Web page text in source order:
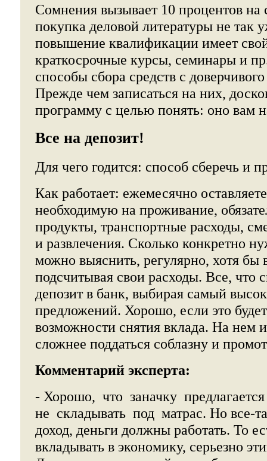
Сомнения вызывает 10 процентов на
покупка деловой литературы не так
повышение квалификации имеет
краткосрочные курсы, семинары и
способы сбора средств с
Прежде чем записаться на них,
программу с целью понять: оно вам
Все на депозит!
Для чего годится: способ сберечь и
Как работает: ежемесячно
необходимую на проживание,
продукты, транспортные расходы,
и развлечения. Сколько конкретно
можно выяснить, регулярно, хотя бы
подсчитывая свои расходы. Все, что
депозит в банк, выбирая самый
предложений. Хорошо, если это
возможности снятия вклада. На нем
сложнее поддаться соблазну и
Комментарий эксперта:
- Хорошо, что заначку
не складывать под матрас. Но все-
доход, деньги должны работать. То
вкладывать в экономику, серьезно